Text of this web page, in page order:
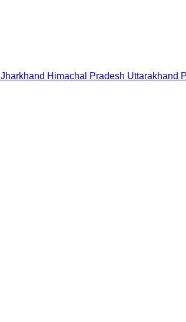
Jharkhand Himachal Pradesh Uttarakhand